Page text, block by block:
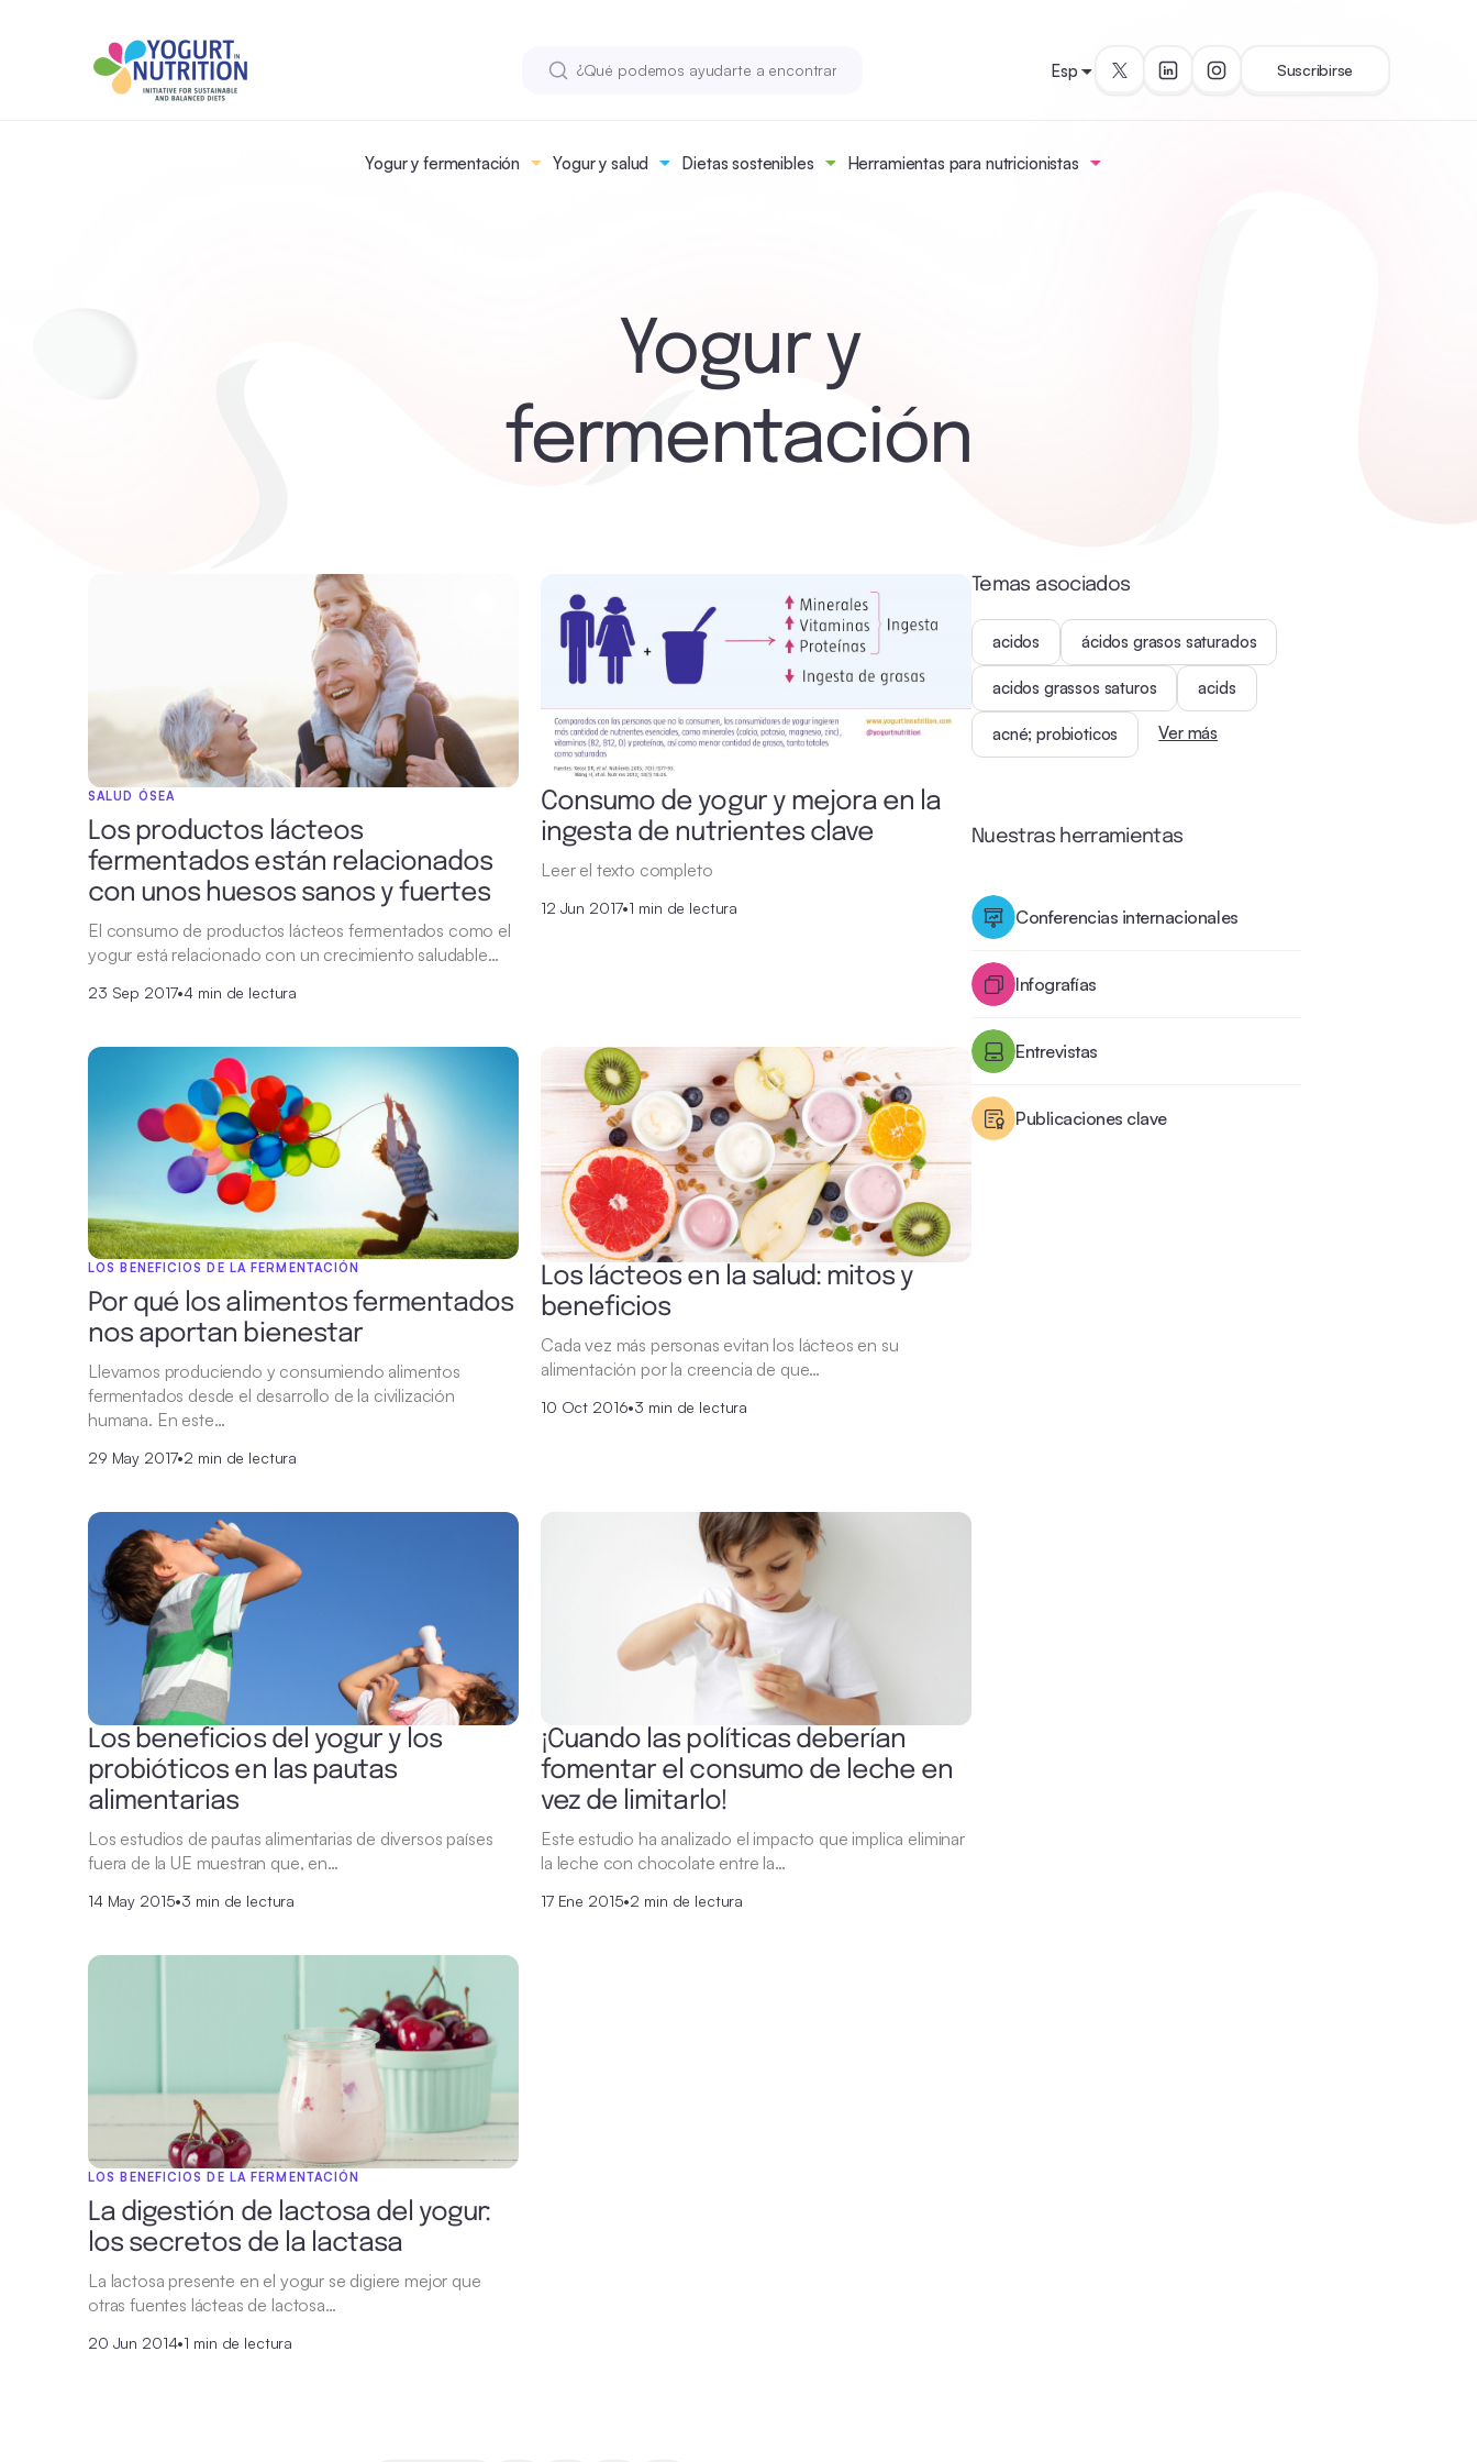
Yogur y fermentación Yogur y salud Dietas sostenibles Herramientas para nutricionistas
Esp Suscribirse
Yogur y
fermentación
SALUD ÓSEA
Los productos lácteos
fermentados están relacionados
con unos huesos sanos y fuertes
El consumo de productos lácteos fermentados como el
yogur está relacionado con un crecimiento saludable…
23 Sep 2017•4 min de lectura
Consumo de yogur y mejora en la
ingesta de nutrientes clave
Leer el texto completo
12 Jun 2017•1 min de lectura
LOS BENEFICIOS DE LA FERMENTACIÓN
Por qué los alimentos fermentados
nos aportan bienestar
Llevamos produciendo y consumiendo alimentos
fermentados desde el desarrollo de la civilización
humana. En este…
29 May 2017•2 min de lectura
Los lácteos en la salud: mitos y
beneficios
Cada vez más personas evitan los lácteos en su
alimentación por la creencia de que…
10 Oct 2016•3 min de lectura
Los beneficios del yogur y los
probióticos en las pautas
alimentarias
Los estudios de pautas alimentarias de diversos países
fuera de la UE muestran que, en…
14 May 2015•3 min de lectura
¡Cuando las políticas deberían
fomentar el consumo de leche en
vez de limitarlo!
Este estudio ha analizado el impacto que implica eliminar
la leche con chocolate entre la…
17 Ene 2015•2 min de lectura
LOS BENEFICIOS DE LA FERMENTACIÓN
La digestión de lactosa del yogur:
los secretos de la lactasa
La lactosa presente en el yogur se digiere mejor que
otras fuentes lácteas de lactosa…
20 Jun 2014•1 min de lectura
Temas asociados
acidos ácidos grasos saturados
acidos grassos saturos acids
acné; probioticos Ver más
Nuestras herramientas
Conferencias internacionales
Infografías
Entrevistas
Publicaciones clave